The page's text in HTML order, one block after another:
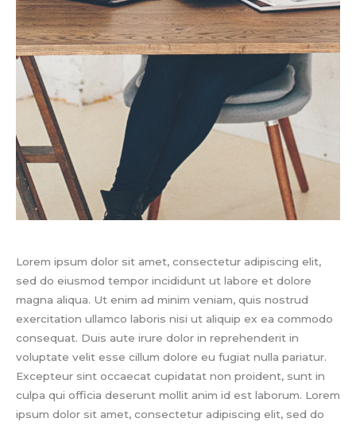
Lorem ipsum dolor sit amet, consectetur adipiscing elit,
sed do eiusmod tempor incididunt ut labore et dolore
magna aliqua. Ut enim ad minim veniam, quis nostrud
exercitation ullamco laboris nisi ut aliquip ex ea commodo
consequat. Duis aute irure dolor in reprehenderit in
voluptate velit esse cillum dolore eu fugiat nulla pariatur.
Excepteur sint occaecat cupidatat non proident, sunt in
culpa qui officia deserunt mollit anim id est laborum. Lorem
ipsum dolor sit amet, consectetur adipiscing elit, sed do